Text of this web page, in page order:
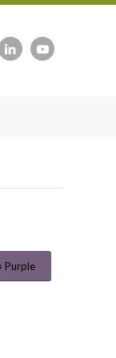
Purple